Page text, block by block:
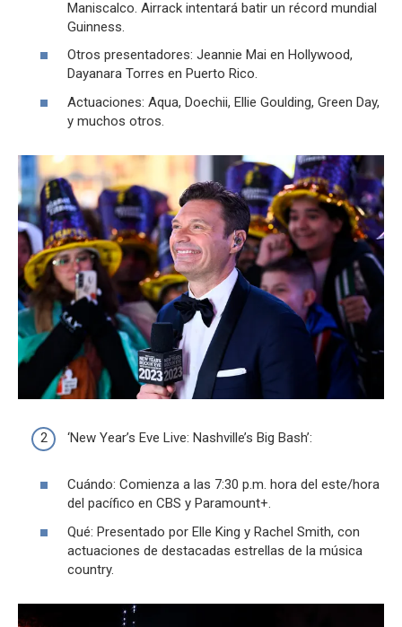
Maniscalco. Airrack intentará batir un récord mundial
Guinness.
Otros presentadores: Jeannie Mai en Hollywood,
Dayanara Torres en Puerto Rico.
Actuaciones: Aqua, Doechii, Ellie Goulding, Green Day,
y muchos otros.
‘New Year’s Eve Live: Nashville’s Big Bash’:
Cuándo: Comienza a las 7:30 p.m. hora del este/hora
del pacífico en CBS y Paramount+.
Qué: Presentado por Elle King y Rachel Smith, con
actuaciones de destacadas estrellas de la música
country.